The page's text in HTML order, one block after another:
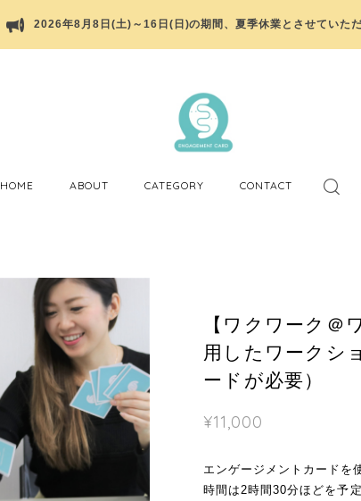
2026年8月8日(土)～16日(日)の期間、夏季休業とさせていただ
HOME ABOUT CATEGORY CONTACT
【ワクワーク＠
用したワークシ
ードが必要）
¥11,000
エンゲージメントカードを
時間は2時間30分ほどを予